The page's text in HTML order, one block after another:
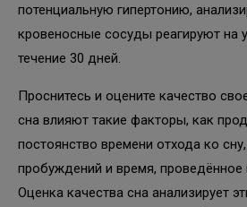
потенциальную гипертонию,
кровеносные сосуды реагируют на
течение 30 дней.
Проснитесь и оцените качество
сна влияют такие факторы, как
постоянство времени отхода ко
пробуждений и время,
Оценка качества сна анализирует